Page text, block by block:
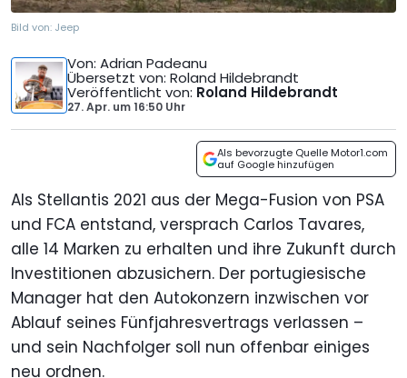
Bild von: Jeep
Von: Adrian Padeanu
Übersetzt von: Roland Hildebrandt
Veröffentlicht von: Roland Hildebrandt
27. Apr. um16:50 Uhr
Als bevorzugte Quelle Motor1.com
auf Google hinzufügen
Als Stellantis 2021 aus der Mega-Fusion von PSA
und FCA entstand, versprach Carlos Tavares,
alle 14 Marken zu erhalten und ihre Zukunft durch
Investitionen abzusichern. Der portugiesische
Manager hat den Autokonzern inzwischen vor
Ablauf seines Fünfjahresvertrags verlassen –
und sein Nachfolger soll nun offenbar einiges
neu ordnen.